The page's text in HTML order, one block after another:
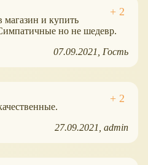
магазин и купить
но не шедевр.
07.09.2021 Гость
27.09.2021 admin